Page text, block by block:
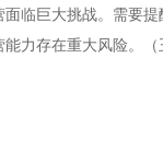
临巨大挑战。需要
力存在重大风险。（